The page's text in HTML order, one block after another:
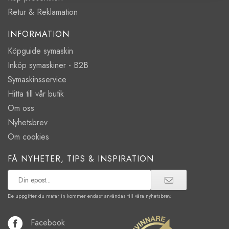
Retur & Reklamation
INFORMATION
Köpguide symaskin
Inköp symaskiner - B2B
Symaskinsservice
Hitta till vår butik
Om oss
Nyhetsbrev
Om cookies
FÅ NYHETER, TIPS & INSPIRATION
De uppgifter du matar in kommer endast användas till våra nyhetsbrev.
Facebook